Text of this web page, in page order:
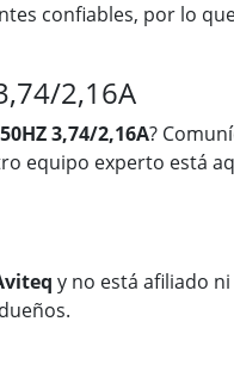
confiables, por lo
2,16A
3,74/2,16A?
equipo experto está
y no está afiliado